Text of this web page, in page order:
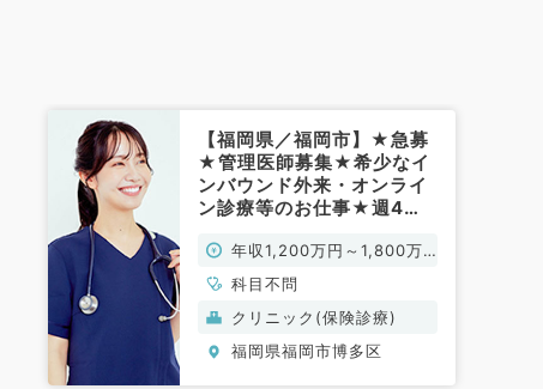
【福岡県／福岡市】★急募
★管理医師募集★希少なイ
ンバウンド外来・オンライ
ン診療等のお仕事★週4日
／看護師、医療通訳者のサ
ポートありなので安心して
ご勤務いただけます◎（科
目不問／常勤）
年収1,200万円～1,800万
円
科目不問
クリニック(保険診療)
福岡県福岡市博多区